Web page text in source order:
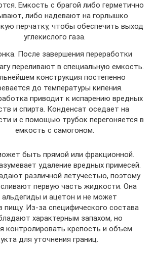
Емкость с брагой либо герметично
либо надевают на горлышко
перчатку, чтобы обеспечить выход
углекислого газа.
После завершения переработки
переливают в специальную емкость.
конструкция постепенно
до температуры кипения.
приводит к испарению вредных
и спирта. Конденсат оседает на
и с помощью трубок перегоняется в
емкость с самогоном.
быть прямой или фракционной.
удаление вредных примесей.
различной летучестью, поэтому
первую часть жидкости. Она
и ацетон и не может
пищу. Из-за специфического состава
характерным запахом, но
контролировать крепость и объем
для уточнения границ.